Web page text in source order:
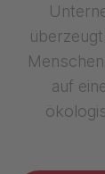
auf